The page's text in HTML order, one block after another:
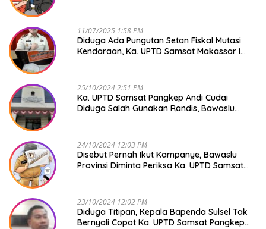
11/07/2025 1:58 PM
Diduga Ada Pungutan Setan Fiskal Mutasi
Kendaraan, Ka. UPTD Samsat Makassar I
25/10/2024 2:51 PM
Ka. UPTD Samsat Pangkep Andi Cudai
Diduga Salah Gunakan Randis, Bawaslu
24/10/2024 12:03 PM
Disebut Pernah Ikut Kampanye, Bawaslu
Provinsi Diminta Periksa Ka. UPTD Samsat
23/10/2024 12:02 PM
Diduga Titipan, Kepala Bapenda Sulsel Tak
Bernyali Copot Ka. UPTD Samsat Pangkep